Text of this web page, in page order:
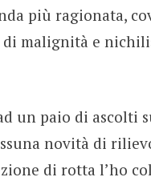
più ragionata,
di malignità e
un paio di ascolti
novità di
di rotta l’ho